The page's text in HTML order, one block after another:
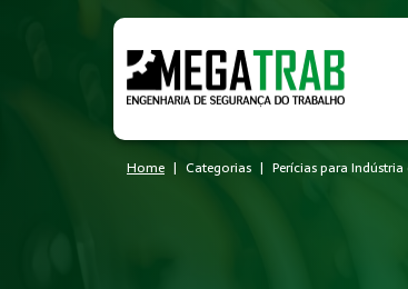
Home Categorias Perícias para